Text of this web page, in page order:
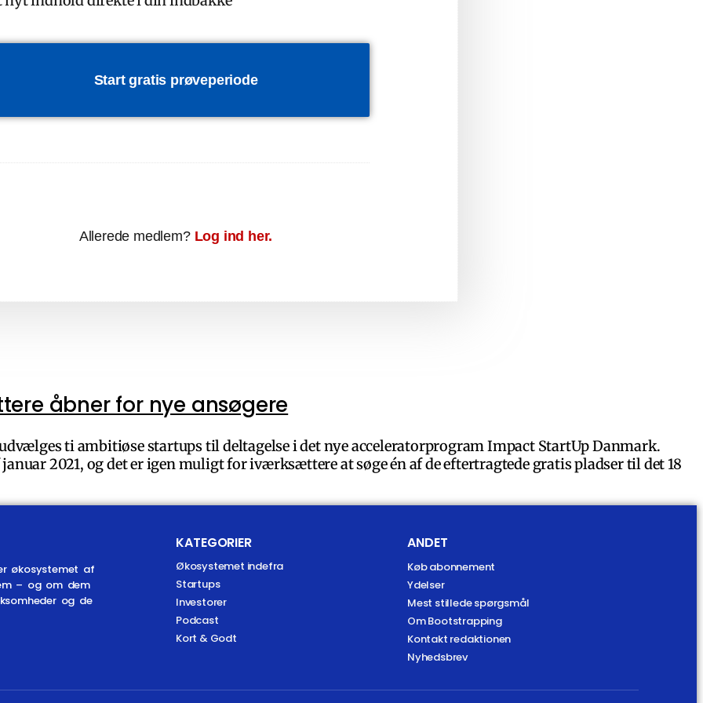
Start gratis prøveperiode
Allerede medlem? Log ind her.
åbner for nye ansøgere
ti ambitiøse startups til deltagelse i det nye acceleratorprogram Impact StartUp Danmark.
2021, og det er igen muligt for iværksættere at søge én af de eftertragtede gratis pladser til det 18
økosystemet af
– og om dem
og de
KATEGORIER
Økosystemet indefra
Startups
Investorer
Podcast
Kort & Godt
ANDET
Køb abonnement
Ydelser
Mest stillede spørgsmål
Om Bootstrapping
Kontakt redaktionen
Nyhedsbrev